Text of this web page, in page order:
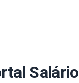
Salário